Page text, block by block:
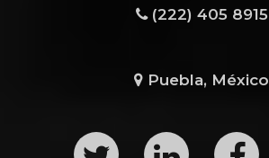
(222) 405 8915
Puebla, México